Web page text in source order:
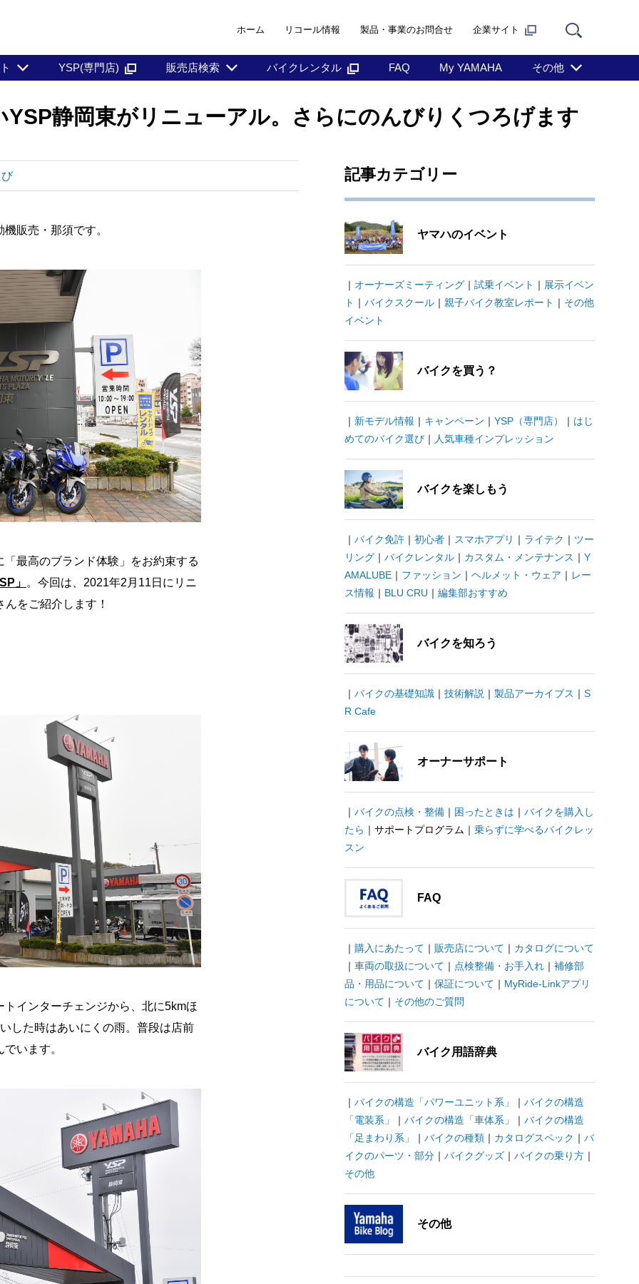
ホーム リコール情報 製品・事業のお問合せ 企業サイト
YSP(専門店) 販売店検索 バイクレンタル FAQ My YAMAHA その他
静岡東がリニューアル。さらにのんびりくつろげます
販売・那須です。
最高のブランド体験」をお約束する
」 。今回は、2021年2月11日にリニ
んをご紹介します！
インターチェンジから、北に5kmほ
した時はあいにくの雨。普段は店前
います。
記事カテゴリー
ヤマハのイベント
｜ オーナーズミーティング｜ 試乗イベント ｜ 展示イベン
ト ｜ バイクスクール｜ 親子バイク教室レポート ｜ その他
イベント
バイクを買う？
｜ 新モデル情報 ｜ キャンペーン ｜ YSP（専門店） ｜ はじ
めてのバイク選び｜ 人気車種インプレッション
バイクを楽しもう
｜ バイク免許｜ 初心者｜ スマホアプリ ｜ ライテク ｜ ツー
リング｜ バイクレンタル｜ カスタム・メンテナンス ｜ Y
AMALUBE｜ ファッション ｜ ヘルメット・ウェア ｜ レー
ス情報 ｜ BLU CRU ｜ 編集部おすすめ
バイクを知ろう
｜ バイクの基礎知識｜ 技術解説 ｜ 製品アーカイブス ｜ S
R Cafe
オーナーサポート
｜ バイクの点検・整備｜ 困ったときは ｜ バイクを購入し
たら ｜サポートプログラム｜ 乗らずに学べるバイクレッ
スン
FAQ
｜ 購入にあたって ｜ 販売店について ｜ カタログについて
｜ 車両の取扱について ｜ 点検整備・お手入れ｜ 補修部
品・用品について ｜ 保証について ｜ MyRide-Linkアプリ
について ｜ その他のご質問
バイク用語辞典
｜ バイクの構造「パワーユニット系」 ｜ バイクの構造
「電装系」
｜ バイクの構造「車体系」 ｜ バイクの構造
「足まわり系」
｜ バイクの種類｜ カタログスペック ｜ バ
イクのパーツ・部分｜ バイクグッズ｜ バイクの乗り方｜
その他
その他